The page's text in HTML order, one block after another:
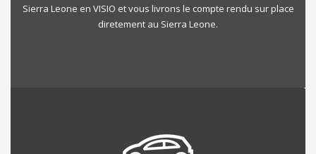
Sierra Leone en VISIO et vous livrons le compte rendu sur place
diretement au Sierra Leone.